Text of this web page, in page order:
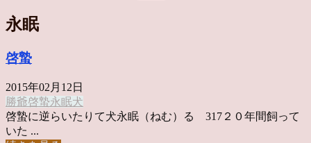
永眠
啓蟄
2015年02月12日
勝爺啓蟄永眠犬
啓蟄に逆らいたりて犬永眠（ねむ）る 317２０年間飼って
いた ...